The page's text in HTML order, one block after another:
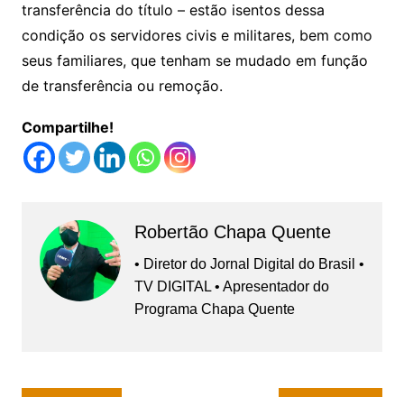
transferência do título – estão isentos dessa
condição os servidores civis e militares, bem como
seus familiares, que tenham se mudado em função
de transferência ou remoção.
Compartilhe!
Robertão Chapa Quente
• Diretor do Jornal Digital do Brasil •
TV DIGITAL • Apresentador do
Programa Chapa Quente